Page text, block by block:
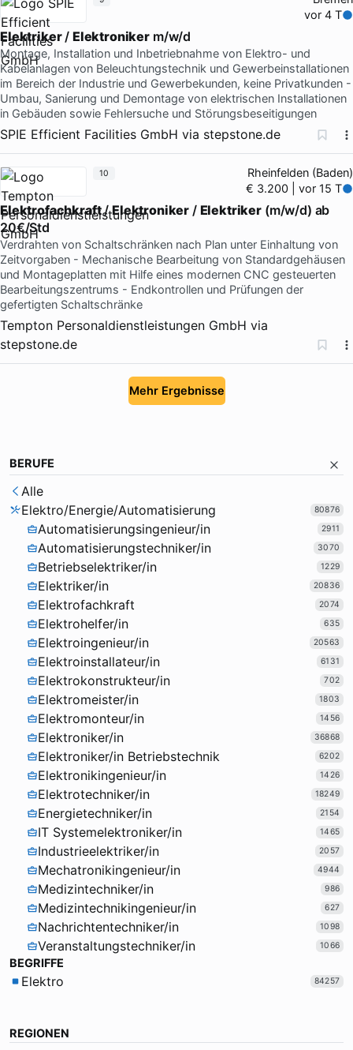
vor 4 T
Elektriker/ Elektroniker m/w/d
Montage, Installation und Inbetriebnahme von Elektro- und
Kabelanlagen von Beleuchtungstechnik und Gewerbeinstallationen
im Bereich der Industrie und Gewerbekunden, keine Privatkunden -
Umbau, Sanierung und Demontage von elektrischen Installationen
in Gebäuden sowie Fehlersuche und Störungsbeseitigungen
SPIE Efficient Facilities GmbH via stepstone.de
Rheinfelden (Baden)
€ 3.200 | vor 15 T
Elektrofachkraft/Elektroniker / Elektriker (m/w/d) ab
20€/Std
Verdrahten von Schaltschränken nach Plan unter Einhaltung von
Zeitvorgaben - Mechanische Bearbeitung von Standardgehäusen
und Montageplatten mit Hilfe eines modernen CNC gesteuerten
Bearbeitungszentrums - Endkontrollen und Prüfungen der
gefertigten Schaltschränke
Tempton Personaldienstleistungen GmbH via
stepstone.de
10
Mehr Ergebnisse
BERUFE
Alle
Elektro/Energie/Automatisierung
80876
Automatisierungsingenieur/in 2911
Automatisierungstechniker/in 3070
Betriebselektriker/in 1229
Elektriker/in 20836
Elektrofachkraft 2074
Elektrohelfer/in 635
Elektroingenieur/in 20563
Elektroinstallateur/in 6131
Elektrokonstrukteur/in 702
Elektromeister/in 1803
Elektromonteur/in 1456
Elektroniker/in 36868
Elektroniker/in Betriebstechnik 6202
Elektronikingenieur/in 1426
Elektrotechniker/in 18249
Energietechniker/in 2154
IT Systemelektroniker/in 1465
Industrieelektriker/in 2057
Mechatronikingenieur/in 4944
Medizintechniker/in 986
Medizintechnikingenieur/in 627
Nachrichtentechniker/in 1098
Veranstaltungstechniker/in 1066
BEGRIFFE
Elektro 84257
REGIONEN